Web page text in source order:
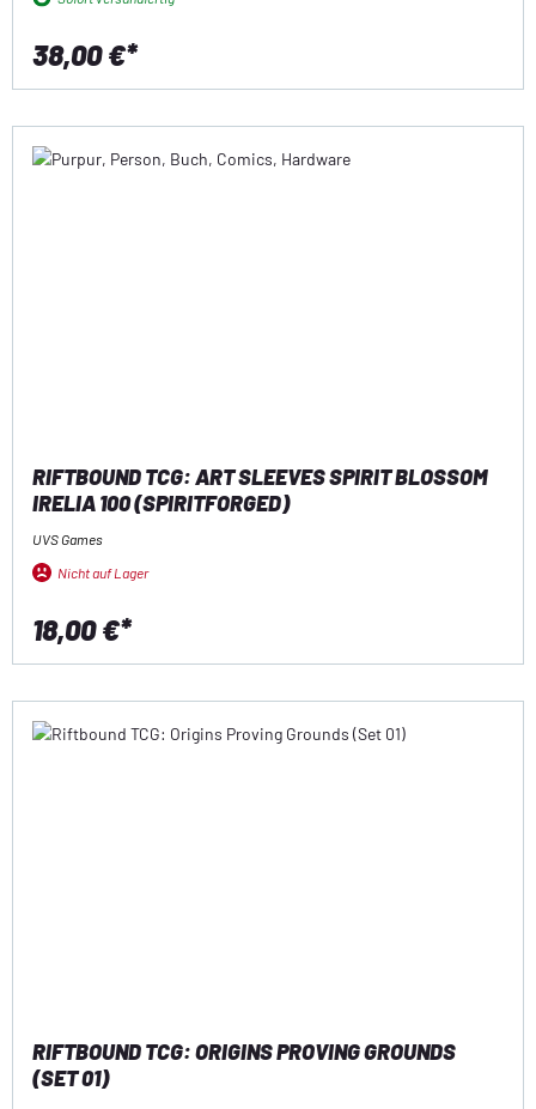
38,00 €*
RIFTBOUND TCG: ART SLEEVES SPIRIT BLOSSOM
IRELIA 100 (SPIRITFORGED)
UVS Games
Nicht auf Lager
18,00 €*
RIFTBOUND TCG: ORIGINS PROVING GROUNDS
(SET 01)